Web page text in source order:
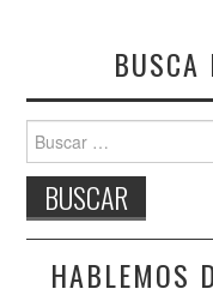
BUSCA
Buscar:
HABLEMOS